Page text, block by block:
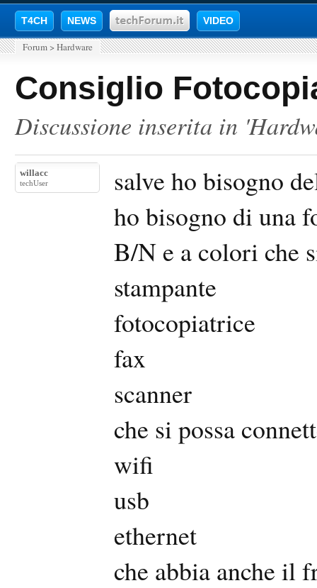
T4CH NEWS VIDEO
Forum > Hardware
Consiglio
Discussione inserita in '
willacc
techUser
salve ho bisogno
ho bisogno di una
B/N e a colori che
stampante
fotocopiatrice
fax
scanner
che si possa
wifi
usb
ethernet
che abbia anche il